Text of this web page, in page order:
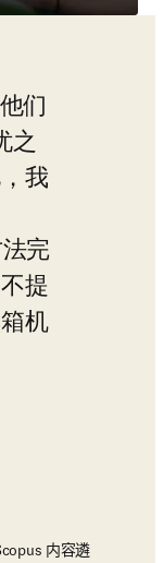
们
之
我
完
提
机
内容遴